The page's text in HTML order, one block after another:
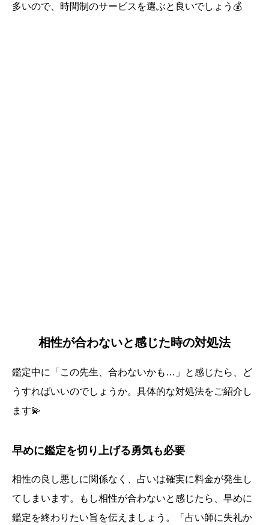
多いので、時間制のサービスを選ぶと良いでしょう💰
相性が合わないと感じた時の対処法
鑑定中に「この先生、合わないかも…」と感じたら、ど
うすればいいのでしょうか。具体的な対処法をご紹介し
ます💫
早めに鑑定を切り上げる勇気も必要
相性の良し悪しに関係なく、占いは確実に料金が発生し
てしまいます。もし相性が合わないと感じたら、早めに
鑑定を終わりたい旨を伝えましょう。「占い師に失礼か